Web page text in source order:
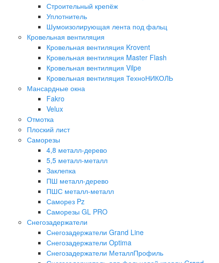
Строительный крепёж
Уплотнитель
Шумоизолирующая лента под фальц
Кровельная вентиляция
Кровельная вентиляция Krovent
Кровельная вентиляция Master Flash
Кровельная вентиляция Vilpe
Кровельная вентиляция ТехноНИКОЛЬ
Мансардные окна
Fakro
Velux
Отмотка
Плоский лист
Саморезы
4,8 металл-дерево
5,5 металл-металл
Заклепка
ПШ металл-дерево
ПШС металл-металл
Саморез Pz
Саморезы GL PRO
Снегозадержатели
Снегозадержатели Grand Line
Снегозадержатели Optima
Снегозадержатели МеталлПрофиль